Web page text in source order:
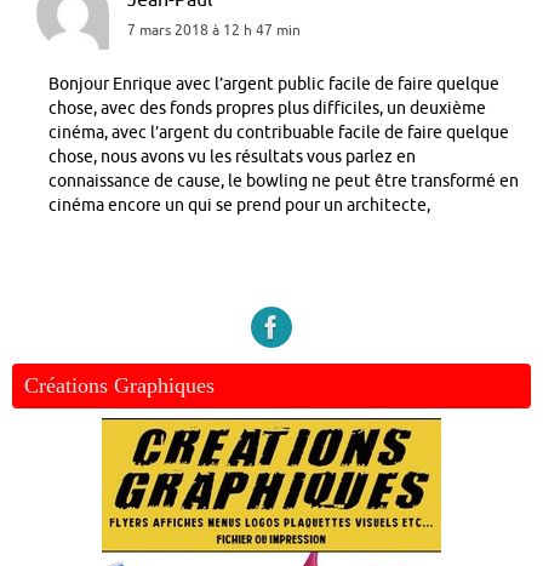
7 mars 2018 à 12 h 47 min
Bonjour Enrique avec l’argent public facile de faire quelque
chose, avec des fonds propres plus difficiles, un deuxième
cinéma, avec l’argent du contribuable facile de faire quelque
chose, nous avons vu les résultats vous parlez en
connaissance de cause, le bowling ne peut être transformé en
cinéma encore un qui se prend pour un architecte,
Créations Graphiques